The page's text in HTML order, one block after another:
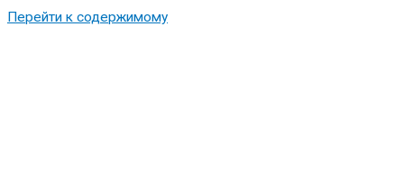
Перейти к содержимому